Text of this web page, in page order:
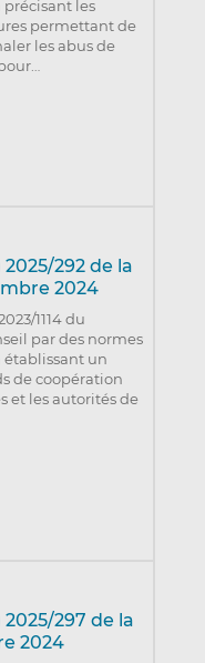
les
permettant de
les abus de
292 de la
2024
1114 du
par des normes
un
de coopération
et les autorités de
297 de la
2024